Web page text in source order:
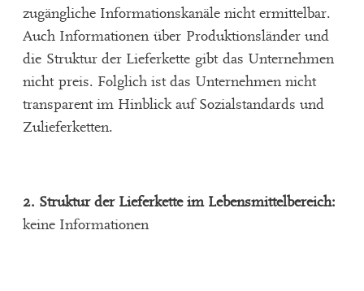
zugängliche Informationskanäle nicht ermittelbar.
Auch Informationen über Produktionsländer und
dieStruktur der Lieferkette gibt das Unternehmen
nichtpreis. Folglich ist das Unternehmen nicht
transparent im Hinblick auf Sozialstandards und
Zulieferketten.
2. Struktur der Lieferkette im Lebensmittelbereich:
keine Informationen